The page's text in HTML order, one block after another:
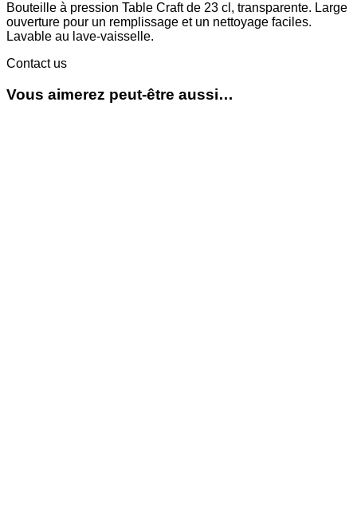
Bouteille à pression Table Craft de 23 cl, transparente. Large
ouverture pour un remplissage et un nettoyage faciles.
Lavable au lave-vaisselle.
Contact us
Vous aimerez peut-être aussi…